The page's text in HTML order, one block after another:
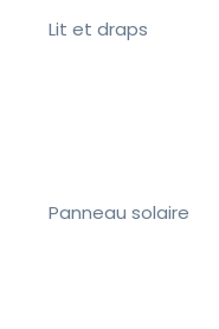
Lit et draps
Panneau solaire